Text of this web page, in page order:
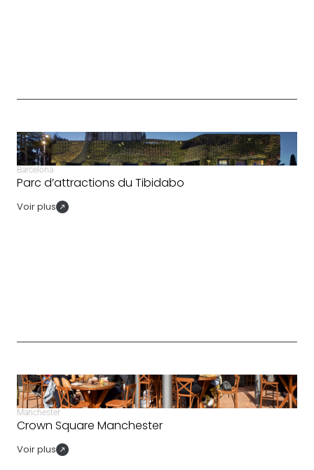
Barcelona
Parc d’attractions du Tibidabo
Voir plus
Manchester
Crown Square Manchester
Voir plus